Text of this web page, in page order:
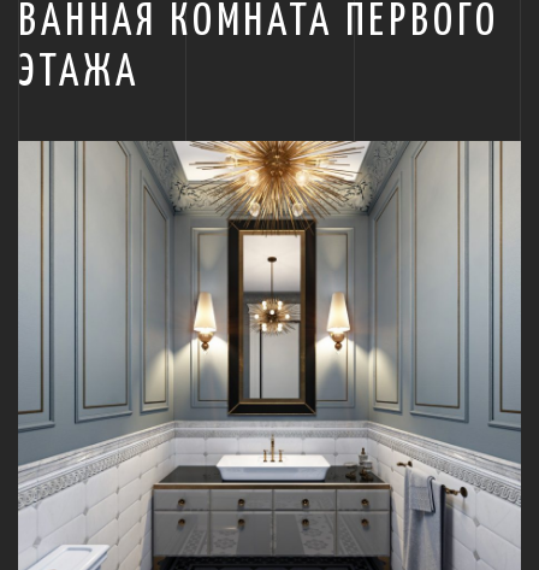
ВАННАЯ КОМНАТА ПЕРВОГО
ЭТАЖА